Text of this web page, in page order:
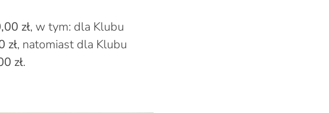
zł, w tym: dla Klubu
zł, natomiast dla Klubu
zł.